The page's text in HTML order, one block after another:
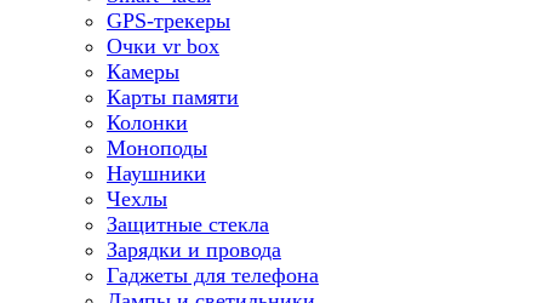
GPS-трекеры
Очки vr box
Камеры
Карты памяти
Колонки
Моноподы
Наушники
Чехлы
Защитные стекла
Зарядки и провода
Гаджеты для телефона